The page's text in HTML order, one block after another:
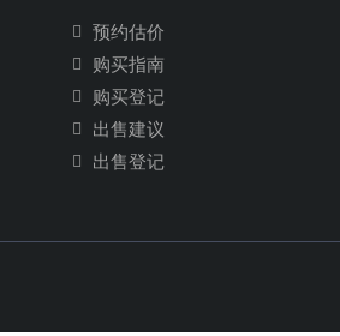
预约估价
购买指南
购买登记
出售建议
出售登记